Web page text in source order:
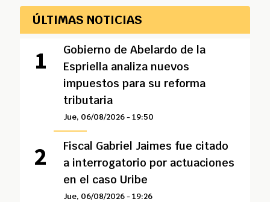
ÚLTIMAS NOTICIAS
Gobierno de Abelardo de la
Espriella analiza nuevos
impuestos para su reforma
tributaria
Jue, 06/08/2026 - 19:50
Fiscal Gabriel Jaimes fue citado
a interrogatorio por actuaciones
en el caso Uribe
Jue, 06/08/2026 - 19:26